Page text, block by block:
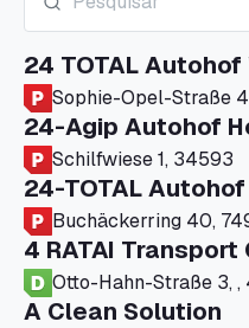
24 TOTAL
Sophie-Opel-Straße
24-Agip Autohof
Schilfwiese 1, 34593
24-TOTAL
Buchäckerring 40,
4 RATAI Transport
A Clean Solution